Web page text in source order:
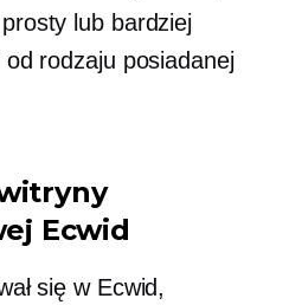
lub bardziej
od rodzaju posiadanej
Ecwid
się w Ecwid,